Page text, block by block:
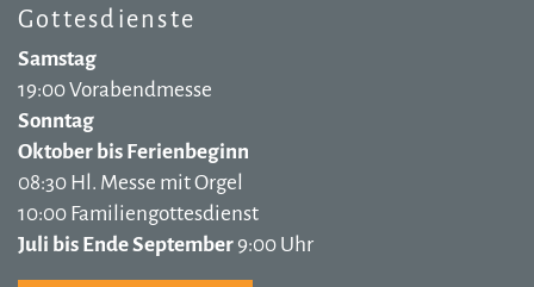
Gottesdienste
Samstag
19:00 Vorabendmesse
Sonntag
Oktober bis Ferienbeginn
08:30 Hl. Messe mit Orgel
10:00 Familiengottesdienst
Juli bis Ende September 9:00 Uhr